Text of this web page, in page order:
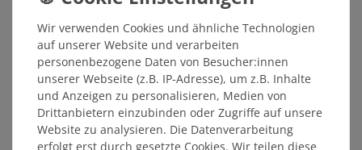
JAKO Basecap WAPPEN schwarz
29,99 €
Wir verwenden Cookies und ähnliche Technologien
auf unserer Website und verarbeiten
personenbezogene Daten von Besucher:innen
unserer Webseite (z.B. IP-Adresse), um z.B. Inhalte
und Anzeigen zu personalisieren, Medien von
Drittanbietern einzubinden oder Zugriffe auf unsere
Website zu analysieren. Die Datenverarbeitung
erfolgt erst durch gesetzte Cookies. Wir teilen diese